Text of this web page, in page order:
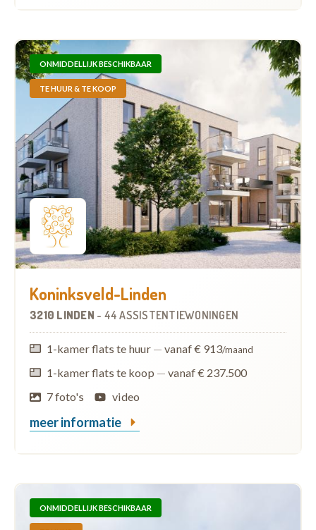
ONMIDDELLIJK BESCHIKBAAR
TE HUUR & TE KOOP
Koninksveld-Linden
3210 LINDEN - 44 ASSISTENTIEWONINGEN
1-kamer flats te huur — vanaf € 913/maand
1-kamer flats te koop — vanaf € 237.500
7 foto's
video
meer informatie
ONMIDDELLIJK BESCHIKBAAR